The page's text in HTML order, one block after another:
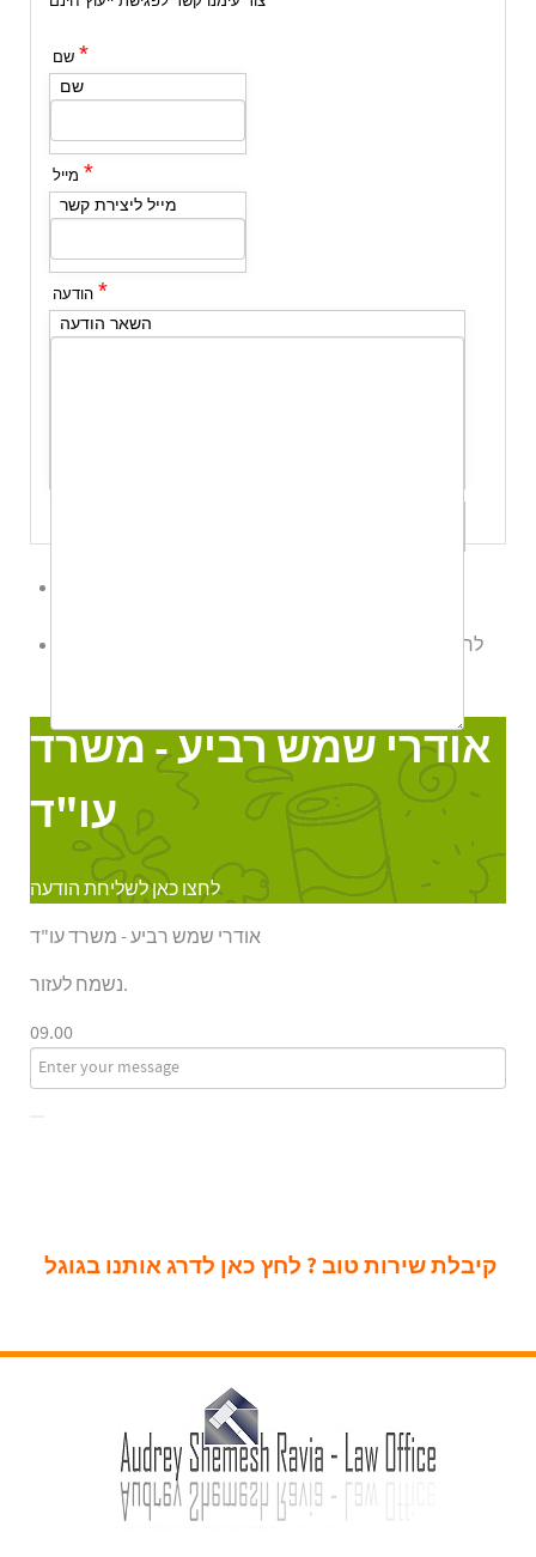
*
שם
*
מייל ליצירת קשר
*
השאר הודעה
לחצו כאן לשליחת הודעה
אודרי שמש רביע - משרד
עו"ד
לחצו כאן לשליחת הודעה
אודרי שמש רביע - משרד עו"ד
נשמח לעזור.
09.00
קיבלת שירות טוב ? לחץ כאן לדרג אותנו בגוגל